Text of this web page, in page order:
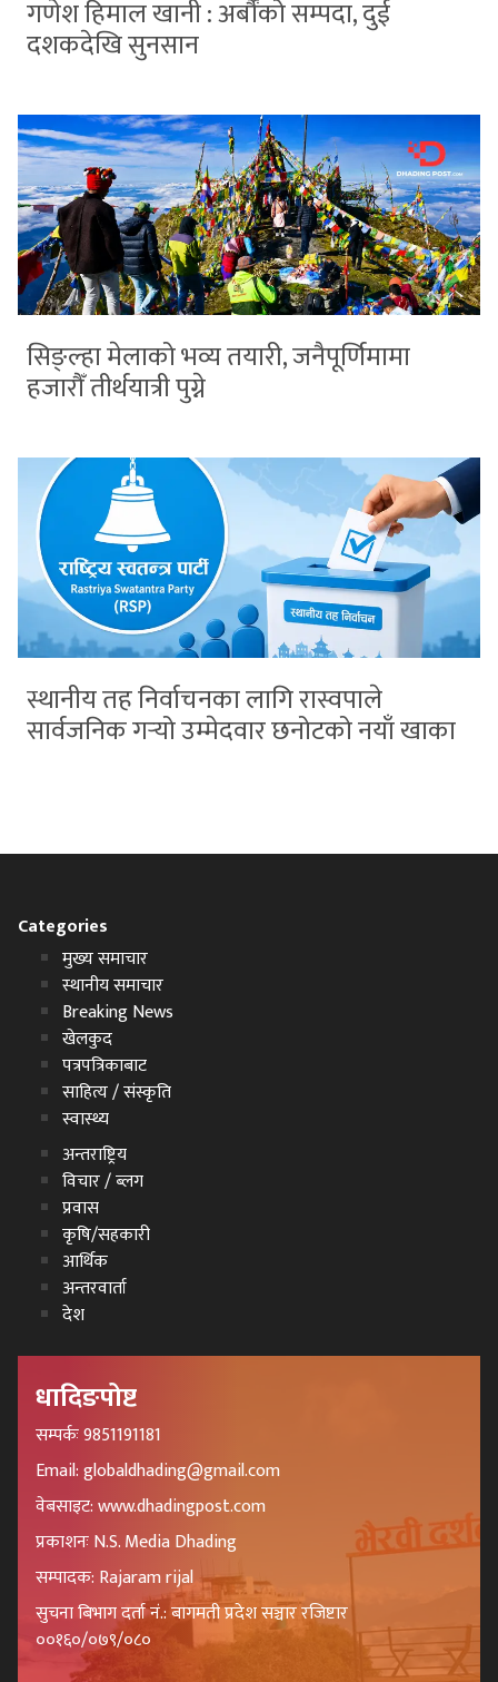
गणेश हिमाल खानी : अर्बौंको सम्पदा, दुई
दशकदेखि सुनसान
सिङ्ल्हा मेलाको भव्य तयारी, जनैपूर्णिमामा
हजारौँ तीर्थयात्री पुग्ने
स्थानीय तह निर्वाचनका लागि रास्वपाले
सार्वजनिक गर्‍यो उम्मेदवार छनोटको नयाँ खाका
Categories
मुख्य समाचार
स्थानीय समाचार
Breaking News
खेलकुद
पत्रपत्रिकाबाट
साहित्य / संस्कृति
स्वास्थ्य
अन्तराष्ट्रिय
विचार / ब्लग
प्रवास
कृषि/सहकारी
आर्थिक
अन्तरवार्ता
देश
धादिङपोष्ट
सम्पर्कः 9851191181
Email: globaldhading@gmail.com
वेबसाइट: www.dhadingpost.com
प्रकाशनः N.S. Media Dhading
सम्पादक: Rajaram rijal
सुचना बिभाग दर्ता नं.: बागमती प्रदेश सञ्चार रजिष्टार
००१६०/०७९/०८०